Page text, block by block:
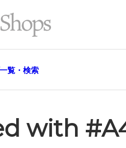
覧・検索
with